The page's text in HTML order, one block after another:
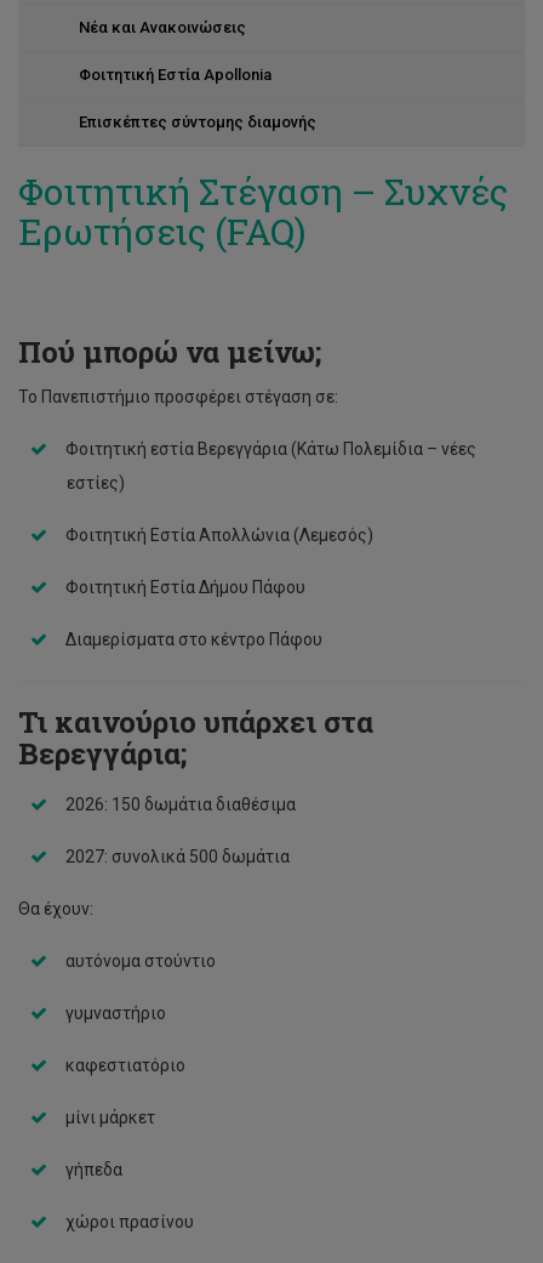
Νέα και Ανακοινώσεις
Φοιτητική Εστία Apollonia
Επισκέπτες σύντομης διαμονής
Φοιτητική Στέγαση – Συχνές
Ερωτήσεις (FAQ)
Πού μπορώ να μείνω;
Το Πανεπιστήμιο προσφέρει στέγαση σε:
Φοιτητική εστία Βερεγγάρια (Κάτω Πολεμίδια – νέες
εστίες)
Φοιτητική Εστία Απολλώνια (Λεμεσός)
Φοιτητική Εστία Δήμου Πάφου
Διαμερίσματα στο κέντρο Πάφου
️Τι καινούριο υπάρχει στα
Βερεγγάρια;
2026: 150 δωμάτια διαθέσιμα
2027: συνολικά 500 δωμάτια
Θα έχουν:
αυτόνομα στούντιο
γυμναστήριο
καφεστιατόριο
μίνι μάρκετ
γήπεδα
χώροι πρασίνου